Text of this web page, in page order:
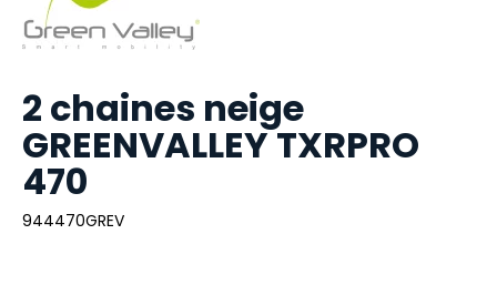
2 chaines neige
GREENVALLEY TXRPRO
470
944470GREV